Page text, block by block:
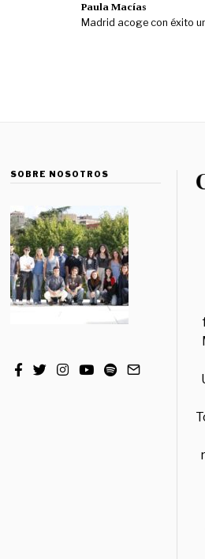
Paula Macías
Madrid acoge con éxito
SOBRE NOSOTROS